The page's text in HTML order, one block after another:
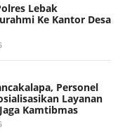
Lebak
Ke Kantor Desa
Personel
Layanan
Kamtibmas